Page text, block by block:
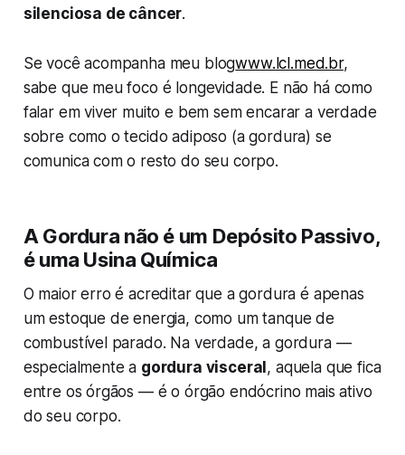
silenciosa de câncer.
Se você acompanha meu blogwww.lcl.med.br,
sabe que meu foco é longevidade. E não há como
falar em viver muito e bem sem encarar a verdade
sobre como o tecido adiposo (a gordura) se
comunica com o resto do seu corpo.
A Gordura não é um Depósito Passivo,
é uma Usina Química
O maior erro é acreditar que a gordura é apenas
um estoque de energia, como um tanque de
combustível parado. Na verdade, a gordura —
especialmente a gordura visceral, aquela que fica
entre os órgãos — é o órgão endócrino mais ativo
do seu corpo.